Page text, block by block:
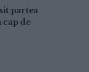
partea
cap de